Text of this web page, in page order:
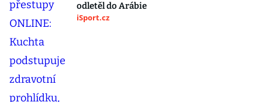
odletěl do Arábie
iSport.cz